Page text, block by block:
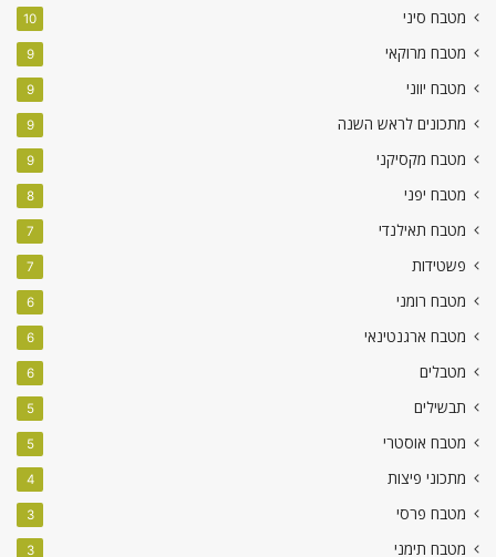
מטבח סיני 10
מטבח מרוקאי 9
מטבח יווני 9
מתכונים לראש השנה 9
מטבח מקסיקני 9
מטבח יפני 8
מטבח תאילנדי 7
פשטידות 7
מטבח רומני 6
מטבח ארגנטינאי 6
מטבלים 6
תבשילים 5
מטבח אוסטרי 5
מתכוני פיצות 4
מטבח פרסי 3
מטבח תימני 3